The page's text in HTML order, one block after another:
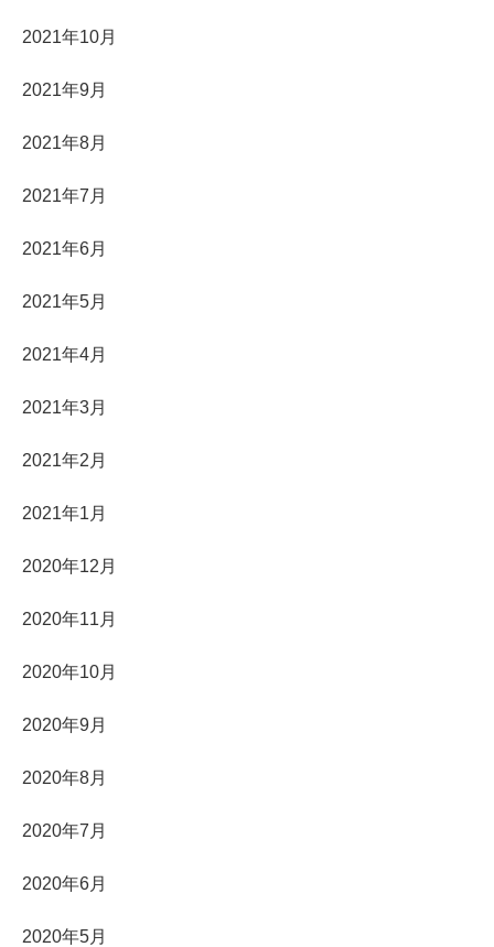
2021年10月
2021年9月
2021年8月
2021年7月
2021年6月
2021年5月
2021年4月
2021年3月
2021年2月
2021年1月
2020年12月
2020年11月
2020年10月
2020年9月
2020年8月
2020年7月
2020年6月
2020年5月